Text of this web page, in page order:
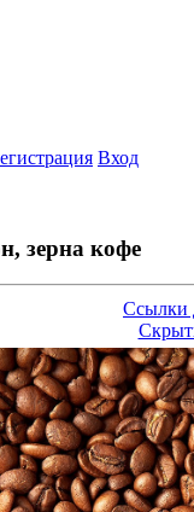
Вход
зерна кофе
Ссылки